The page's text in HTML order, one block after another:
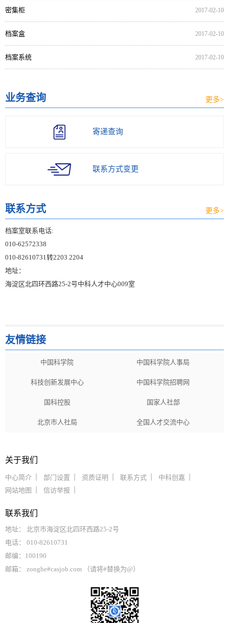
密集柜 2017-02-10
档案盒 2017-02-10
档案系统 2017-02-10
业务查询 更多>
寄递查询
联系方式变更
联系方式 更多>
档案室联系电话:
010-62572338
010-82610731转2203 2204
地址：
海淀区北四环西路25-2号中科人才中心009室
友情链接
中国科学院 中国科学院人事局
科技创新发展中心 中国科学院招聘网
国科控股 国家人社部
北京市人社局 全国人才交流中心
关于我们
中心简介 部门设置 资质证明 联系方式
中科创嘉
网站地图
信访举报
联系我们
地址： 北京市海淀区北四环西路25-2号
电话： 010-82610731
邮编：100190
邮箱： zonghe#casjob.com （请将#替换为@）